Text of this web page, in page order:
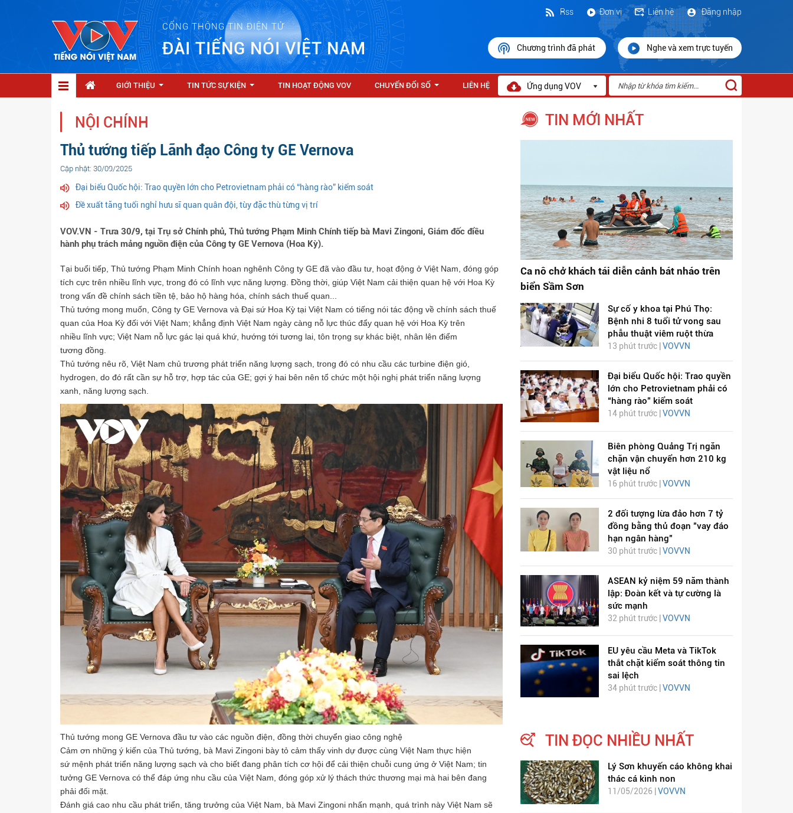
CỔNG THÔNG TIN ĐIỆN TỬ
ĐÀI TIẾNG NÓI VIỆT NAM
Đăng nhập
Liên hệ
Đơn vị
Rss
Chương trình đã phát Nghe và xem trực tuyến
GIỚI THIỆU TIN TỨC SỰ KIỆN TIN HOẠT ĐỘNG VOV CHUYỂN ĐỔI SỐ LIÊN HỆ Ứng dụng VOV
NỘI CHÍNH
Thủ tướng tiếp Lãnh đạo Công ty GE Vernova
Cập nhật: 30/09/2025
Đại biểu Quốc hội: Trao quyền lớn cho Petrovietnam phải có “hàng rào” kiểm soát
Đề xuất tăng tuổi nghỉ hưu sĩ quan quân đội, tùy đặc thù từng vị trí
VOV.VN - Trưa 30/9, tại Trụ sở Chính phủ, Thủ tướng Phạm Minh Chính tiếp bà Mavi Zingoni, Giám đốc điều
hành phụ trách mảng nguồn điện của Công ty GE Vernova (Hoa Kỳ).
Tại buổi tiếp, Thủ tướng Phạm Minh Chính hoan nghênh Công ty GE đã vào đầu tư, hoạt động ở Việt Nam, đóng góp
tích cực trên nhiều lĩnh vực, trong đó có lĩnh vực năng lượng. Đồng thời, giúp Việt Nam cải thiện quan hệ với Hoa Kỳ
trong vấn đề chính sách tiền tệ, bảo hộ hàng hóa, chính sách thuế quan...
Thủ tướng mong muốn, Công ty GE Vernova và Đại sứ Hoa Kỳ tại Việt Nam có tiếng nói tác động về chính sách thuế
quan của Hoa Kỳ đối với Việt Nam; khẳng định Việt Nam ngày càng nỗ lực thúc đẩy quan hệ với Hoa Kỳ trên
nhiều lĩnh vực; Việt Nam nỗ lực gác lại quá khứ, hướng tới tương lai, tôn trọng sự khác biệt, nhân lên điểm
tương đồng.
Thủ tướng nêu rõ, Việt Nam chủ trương phát triển năng lượng sạch, trong đó có nhu cầu các turbine điện gió,
hydrogen, do đó rất cần sự hỗ trợ, hợp tác của GE; gợi ý hai bên nên tổ chức một hội nghị phát triển năng lượng
xanh, năng lượng sạch.
Thủ tướng mong GE Vernova đầu tư vào các nguồn điện, đồng thời chuyển giao công nghệ
Cảm ơn những ý kiến của Thủ tướng, bà Mavi Zingoni bày tỏ cảm thấy vinh dự được cùng Việt Nam thực hiện
sứ mệnh phát triển năng lượng sạch và cho biết đang phân tích cơ hội để cải thiện chuỗi cung ứng ở Việt Nam; tin
tưởng GE Vernova có thể đáp ứng nhu cầu của Việt Nam, đóng góp xử lý thách thức thương mại mà hai bên đang
phải đối mặt.
Đánh giá cao nhu cầu phát triển, tăng trưởng của Việt Nam, bà Mavi Zingoni nhấn mạnh, quá trình này Việt Nam sẽ
TIN MỚI NHẤT
Ca nô chở khách tái diễn cảnh bát nháo trên
biển Sầm Sơn
Sự cố y khoa tại Phú Thọ:
Bệnh nhi 8 tuổi tử vong sau
phẫu thuật viêm ruột thừa
13 phút trước |VOVVN
Đại biểu Quốc hội: Trao quyền
lớn cho Petrovietnam phải có
“hàng rào” kiểm soát
14 phút trước |VOVVN
Biên phòng Quảng Trị ngăn
chặn vận chuyển hơn 210 kg
vật liệu nổ
16 phút trước | VOVVN
2 đối tượng lừa đảo hơn 7 tỷ
đồng bằng thủ đoạn "vay đáo
hạn ngân hàng"
30 phút trước | VOVVN
ASEAN kỷ niệm 59 năm thành
lập: Đoàn kết và tự cường là
sức mạnh
32 phút trước | VOVVN
EU yêu cầu Meta và TikTok
thắt chặt kiểm soát thông tin
sai lệch
34 phút trước | VOVVN
TIN ĐỌC NHIỀU NHẤT
Lý Sơn khuyến cáo không khai
thác cá kình non
11/05/2026 |VOVVN